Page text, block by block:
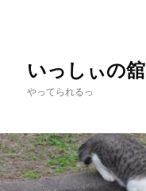
へ
移
動
移
動
いっしぃの舘
やってられるっ